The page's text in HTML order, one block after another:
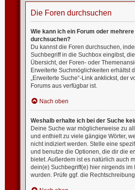
Die Foren durchsuchen
Wie kann ich ein Forum oder
durchsuchen?
Du kannst die Foren durchsuchen,
Suchbegriff in die Suchbox eingibst,
Übersicht, der Foren- oder
Erweiterte Suchmöglichkeiten erhältst
„Erweiterte Suche“-Link anklickst, der
Forums aus verfügbar ist.
Nach oben
Weshalb erhalte ich bei der Suche
Deine Suche war möglicherweise zu
und enthielt zu viele gängige Wörter,
nicht indiziert werden. Stelle eine
und benutze die Optionen, die dir die
bietet. Außerdem ist es natürlich auch
dein(e) Suchbegriff(e) hier nirgends im
wurden. Prüfe ggf. die